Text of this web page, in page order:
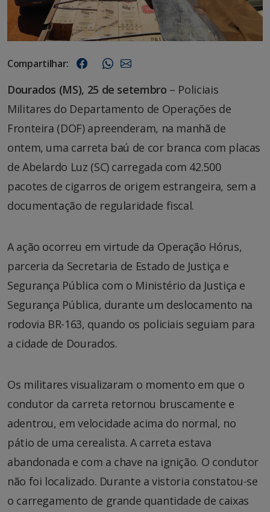
Compartilhar:
Dourados (MS), 25 de setembro – Policiais
Militares do Departamento de Operações de
Fronteira (DOF) apreenderam, na manhã de
ontem, uma carreta baú de cor branca com placas
de Abelardo Luz (SC) carregada com 42.500
pacotes de cigarros de origem estrangeira, sem a
documentação de regularidade fiscal.
A ação ocorreu em virtude da Operação Hórus,
parceria da Secretaria de Estado de Justiça e
Segurança Pública com o Ministério da Justiça e
Segurança Pública, durante um deslocamento na
rodovia BR-163, quando os policiais seguiam para
a cidade de Dourados.
Os militares visualizaram o momento em que o
condutor da carreta retornou bruscamente e
adentrou, em velocidade acima do normal, no
pátio de uma cerealista. A carreta estava
abandonada e com a chave na ignição. O condutor
não foi localizado. Durante a vistoria constatou-se
o carregamento de grande quantidade de caixas